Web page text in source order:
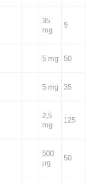
35
mg
9
5 mg 50
5 mg 35
2,5
mg
125
500
μg
50